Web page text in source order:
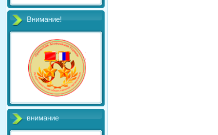
Внимание!
внимание